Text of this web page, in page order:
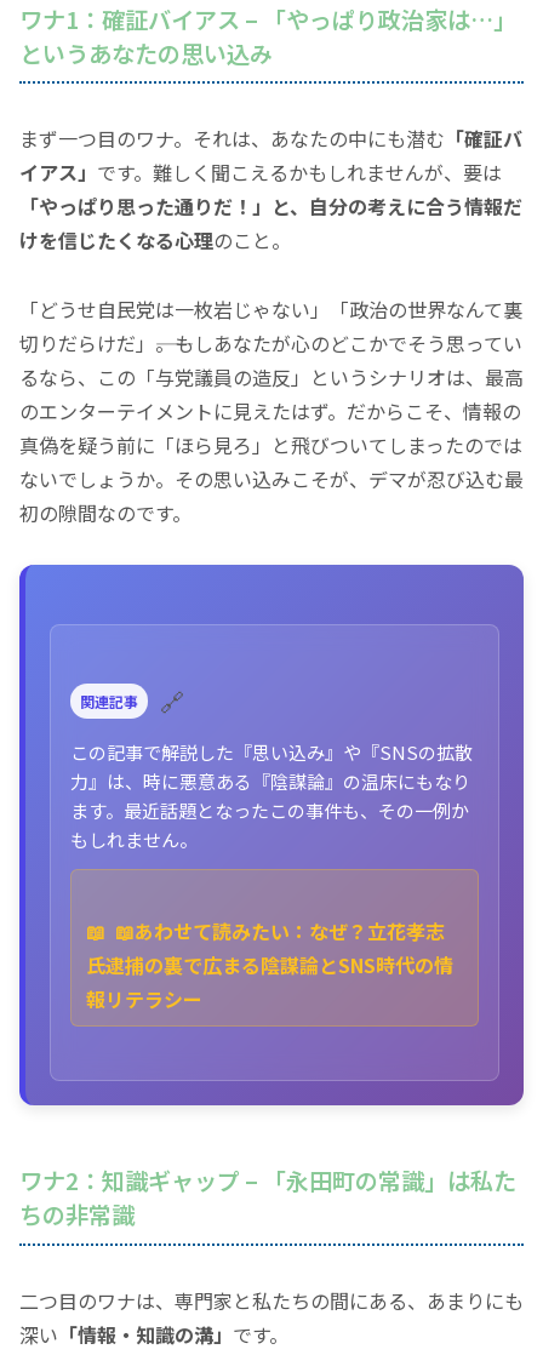
ワナ1：確証バイアス –
「やっぱり政治家は…」
というあなたの思い込み
まず一つ目のワナ。それは、あなたの中にも潜む 「確証バ
イアス」 です。難しく聞こえるかもしれませんが、要は
「やっぱり思った通りだ！」 と、自分の考えに合う情報だ
けを信じたくなる心理のこと。
「どうせ自民党は一枚岩じゃない」
「政治の世界なんて裏
切りだらけだ」 ――。もしあなたが心のどこかでそう思ってい
るなら、この 「与党議員の造反」 というシナリオは、最高
のエンターテイメントに見えたはず。だからこそ、情報の
真偽を疑う前に 「ほら見ろ」 と飛びついてしまったのでは
ないでしょうか。その思い込みこそが、デマが忍び込む最
初の隙間なのです。
関連記事 🔗
この記事で解説した『思い込み』や『SNSの拡散
力』は、時に悪意ある『陰謀論』の温床にもなり
ます。最近話題となったこの事件も、その一例か
もしれません。
📖 📖あわせて読みたい：なぜ？立花孝志
氏逮捕の裏で広まる陰謀論とSNS時代の情
報リテラシー
ワナ2：知識ギャップ – 「永田町の常識」 は私た
ちの非常識
二つ目のワナは、専門家と私たちの間にある、あまりにも
深い 「情報・知識の溝」 です。